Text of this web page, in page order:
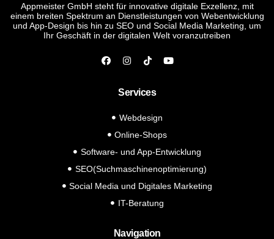
Appmeister GmbH steht für innovative digitale Exzellenz, mit
einem breiten Spektrum an Dienstleistungen von Webentwicklung
und App-Design bis hin zu SEO und Social Media Marketing, um
Ihr Geschäft in der digitalen Welt voranzutreiben
Services
Webdesign
Online-Shops
Software- und App-Entwicklung
SEO(Suchmaschinenoptimierung)
Social Media und Digitales Marketing
IT-Beratung
Navigation